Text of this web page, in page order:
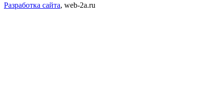
Разработка сайта, web-2a.ru